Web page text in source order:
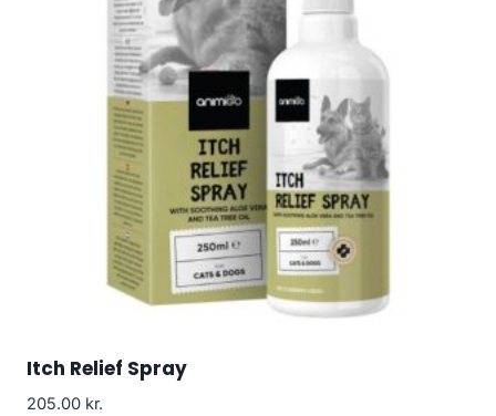
Itch Relief Spray
205.00 kr.